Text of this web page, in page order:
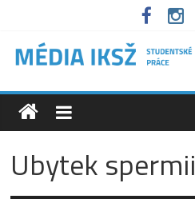
Ubytek spermii